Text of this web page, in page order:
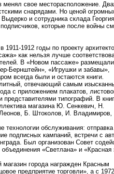
менял свое месторасположение.
снарядами. Но ценой
и сотрудника склада Георгия
которые после войны
1911-1912 годы по проекту
как нельзя лучше
В «Новом пассаже»
Бернштейн», «Игрушки и забавы»,
всегда были и остаются книги.
отвечающий самым
с приложением плакатов,
представителями типографий. В
магазина Ю. Сенкевич, Н.
Б. Штоколов, И. Владимиров,
обслуживания: отправка
подписных кампаний, встречи с
Был организован Совет
«Светлана» и «Красная
города награжден Красным
предприятие торговли», а с